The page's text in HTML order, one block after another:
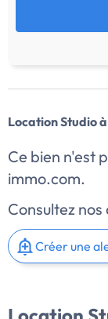
Location Studio
Ce bien n'est
immo.com.
Consultez nos
Créer une